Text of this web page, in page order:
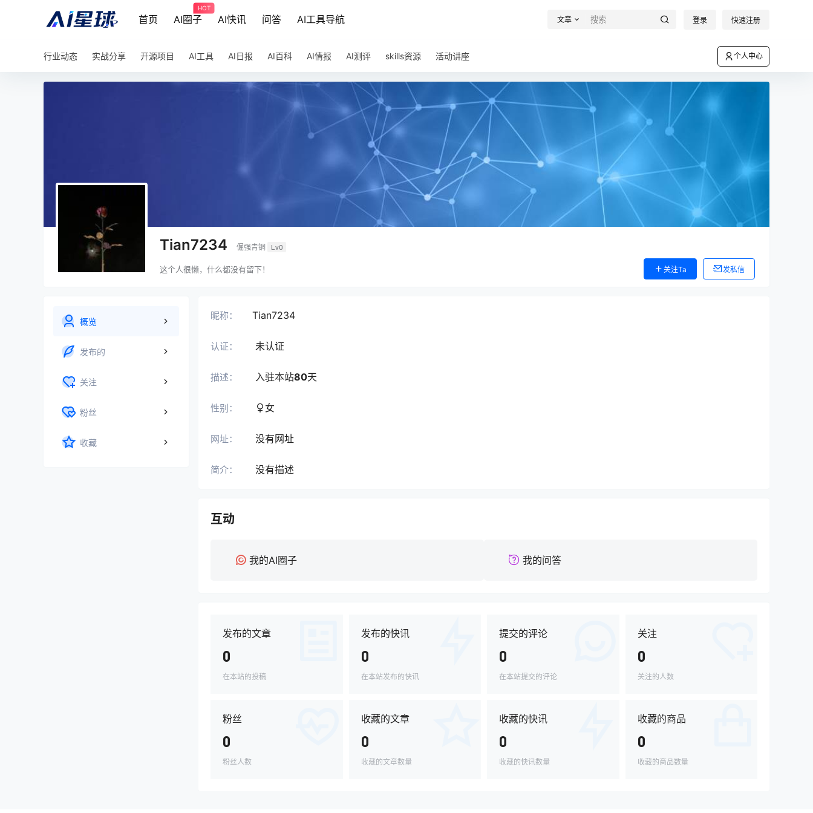
首页 AI圈子
HOT
AI快讯 问答 AI工具导航 文章 登录 快速注册
行业动态 实战分享 开源项目 AI工具 AI日报 AI百科 AI情报 AI测评 skills资源 活动讲座 个人中心
Tian7234 倔强青铜 Lv0
这个人很懒，什么都没有留下！ 关注Ta 发私信
概览
发布的
关注
粉丝
收藏
昵称： Tian7234
认证： 未认证
描述： 入驻本站80天
性别： 女
网址： 没有网址
简介： 没有描述
互动
我的AI圈子 我的问答
发布的文章
0
在本站的投稿
发布的快讯
0
在本站发布的快讯
提交的评论
0
在本站提交的评论
关注
0
关注的人数
粉丝
0
粉丝人数
收藏的文章
0
收藏的文章数量
收藏的快讯
0
收藏的快讯数量
收藏的商品
0
收藏的商品数量